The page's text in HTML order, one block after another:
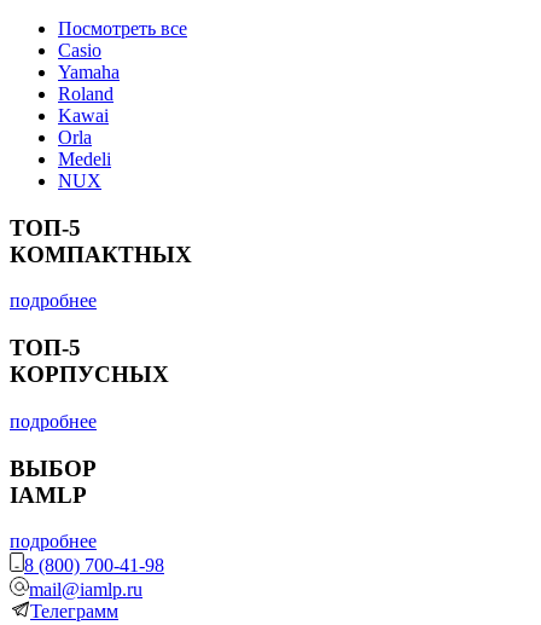
Посмотреть все
Casio
Yamaha
Roland
Kawai
Orla
Medeli
NUX
ТОП-5
КОМПАКТНЫХ
подробнее
ТОП-5
КОРПУСНЫХ
подробнее
ВЫБОР
IAMLP
подробнее
8 (800) 700-41-98
mail@iamlp.ru
Телеграмм